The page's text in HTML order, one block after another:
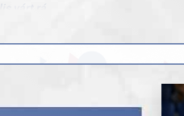
várt rá.
is hárítania kellett.
(20.15) szombaton rendezik,
ban toxikus sokk szindrómát
játékosa.